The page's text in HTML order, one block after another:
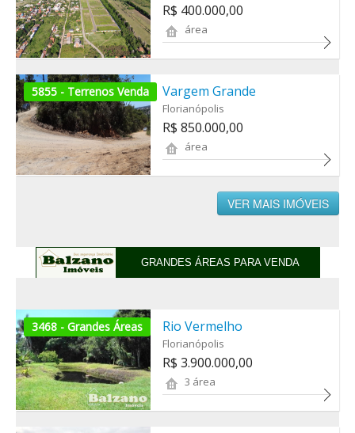
R$ 400.000,00
área
5855 - Terrenos Venda Vargem Grande
Florianópolis
R$ 850.000,00
área
VER MAIS IMÓVEIS
GRANDES ÁREAS PARA VENDA
3468 - Grandes Áreas Rio Vermelho
Florianópolis
R$ 3.900.000,00
3 área